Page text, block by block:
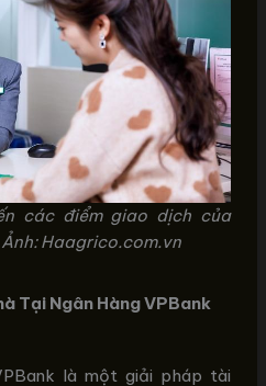
các điểm giao dịch của
Haagrico.com.vn
Tại Ngân Hàng VPBank
là một giải pháp tài